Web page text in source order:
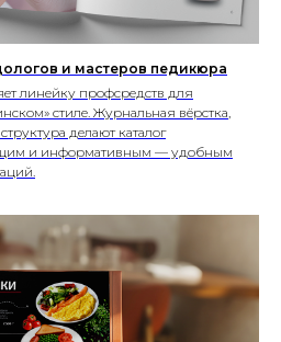
и мастеров педикюра
линейку профсредств для
стиле. Журнальная вёрстка,
делают каталог
и информативным — удобным